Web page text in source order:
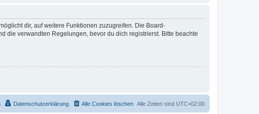
dir, auf weitere Funktionen zuzugreifen. Die Board-
die verwandten Regelungen, bevor du dich registrierst. Bitte beachte
Alle Zeiten sind UTC+02:00
Alle Cookies löschen
Datenschutzerklärung